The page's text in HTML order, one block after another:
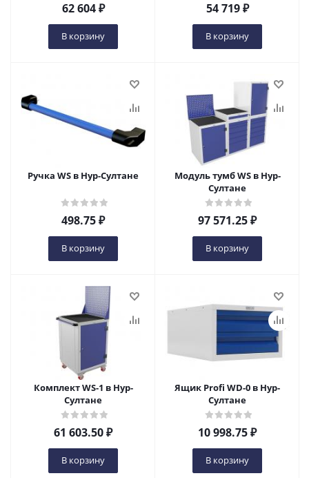
62 604₽
В корзину
54 719₽
В корзину
Ручка WS в Нур-Султане
498.75₽
В корзину
Модуль тумб WS в Нур-
Султане
97 571.25₽
В корзину
Комплект WS-1 в Нур-
Султане
61 603.50₽
В корзину
Ящик Profi WD-0 в Нур-
Султане
10 998.75₽
В корзину